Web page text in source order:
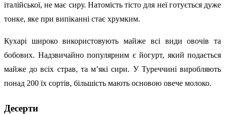
італійської, не має сиру. Натомість тісто для неї готується дуже
тонке, яке при випіканні стає хрумким.
Кухарі широко використовують майже всі види овочів та
бобових. Надзвичайно популярним є йогурт, який подається
майже до всіх страв, та м’які сири. У Туреччині виробляють
понад 200 їх сортів, більшість мають основою овече молоко.
Десерти